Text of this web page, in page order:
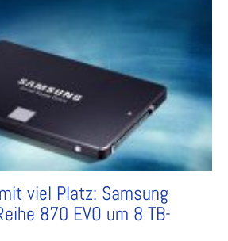
viel Platz: Samsung
870 EVO um 8 TB-